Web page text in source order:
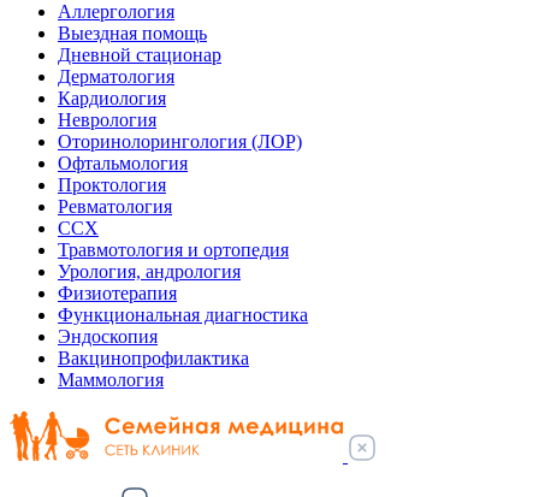
Аллергология
Выездная помощь
Дневной стационар
Дерматология
Кардиология
Неврология
Оторинолорингология (ЛОР)
Офтальмология
Проктология
Ревматология
ССХ
Травмотология и ортопедия
Урология, андрология
Физиотерапия
Функциональная диагностика
Эндоскопия
Вакцинопрофилактика
Маммология